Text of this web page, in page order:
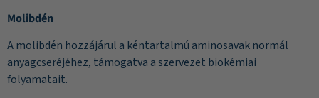
Molibdén
A molibdén hozzájárul a kéntartalmú aminosavak normál
anyagcseréjéhez, támogatva a szervezet biokémiai
folyamatait.